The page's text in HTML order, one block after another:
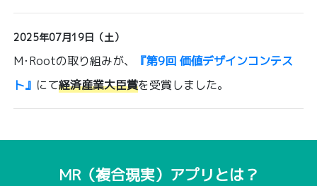
2025年07月19日（土）
M･Rootの取り組みが、
『第9回 価値デザインコンテス
ト』 にて経済産業大臣賞を受賞しました。
MR（複合現実）アプリとは？